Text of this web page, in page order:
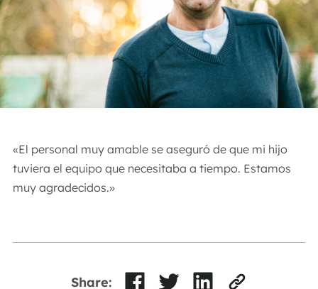
«El personal muy amable se aseguró de que mi hijo
tuviera el equipo que necesitaba a tiempo. Estamos
muy agradecidos.»
Share: